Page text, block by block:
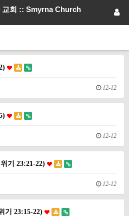
교회 :: Smyrna Church
12-12
12-12
기 23:21-22)
12-12
기 23:15-22)